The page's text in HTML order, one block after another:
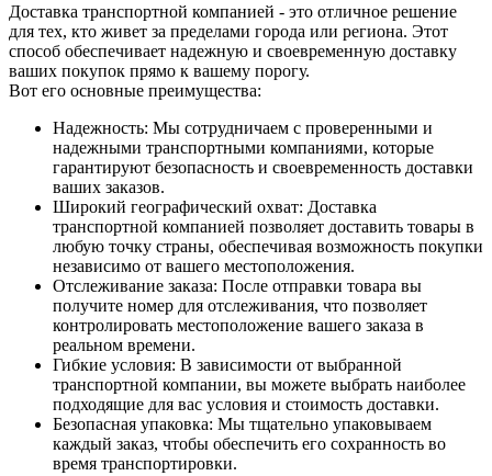
Доставка транспортной компанией - это отличное решение
для тех, кто живет за пределами города или региона. Этот
способ обеспечивает надежную и своевременную доставку
ваших покупок прямо к вашему порогу.
Вот его основные преимущества:
Надежность: Мы сотрудничаем с проверенными и
надежными транспортными компаниями, которые
гарантируют безопасность и своевременность доставки
ваших заказов.
Широкий географический охват: Доставка
транспортной компанией позволяет доставить товары в
любую точку страны, обеспечивая возможность покупки
независимо от вашего местоположения.
Отслеживание заказа: После отправки товара вы
получите номер для отслеживания, что позволяет
контролировать местоположение вашего заказа в
реальном времени.
Гибкие условия: В зависимости от выбранной
транспортной компании, вы можете выбрать наиболее
подходящие для вас условия и стоимость доставки.
Безопасная упаковка: Мы тщательно упаковываем
каждый заказ, чтобы обеспечить его сохранность во
время транспортировки.